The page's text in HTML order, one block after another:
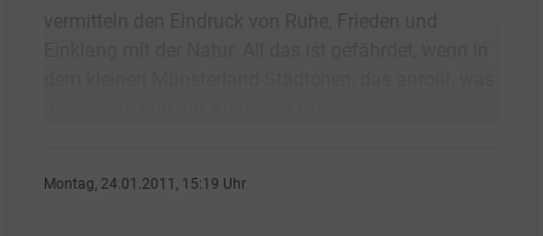
Montag, 24.01.2011, 15:19 Uhr